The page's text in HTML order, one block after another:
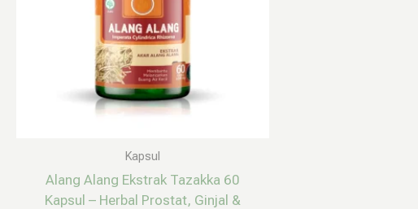
Kapsul
Alang Alang Ekstrak Tazakka 60
Kapsul – Herbal Prostat, Ginjal &